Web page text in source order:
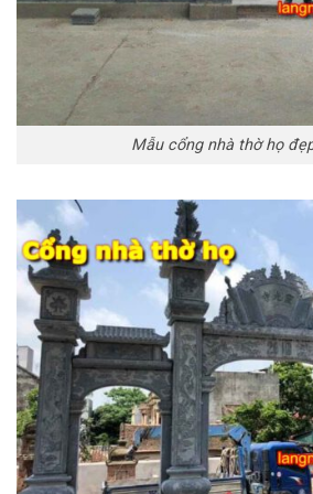
Mẫu cổng nhà thờ họ